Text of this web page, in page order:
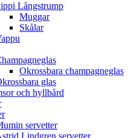
Långstrump
Muggar
Skålar
Okrossbara champagneglas
glas
och hyllbård
servetter